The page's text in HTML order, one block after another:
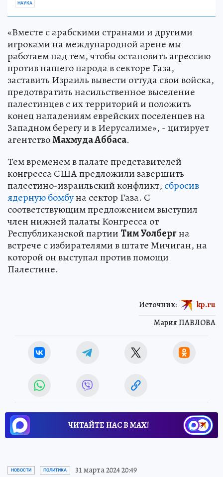
НАУКА
«Вместе с арабскими странами и другими
игроками на международной арене мы
работаем над тем, чтобы остановить агрессию
против нашего народа в секторе Газа,
заставить Израиль вывести оттуда свои войска,
предотвратить насильственное выселение
палестинцев с их территорий и положить
конец нападениям еврейских поселенцев на
Западном берегу и в Иерусалиме», - цитирует
агентствоМахмуда Аббаса.
Тем временем в палате представителей
конгресса США предложили завершить
палестино-израильский конфликт, сбросив
ядерную бомбуна сектор Газа. С
соответствующим предложением выступил
член нижней палаты Конгресса от
Республиканской партии Тим Уолбергна
встрече с избирателями в штате Мичиган, на
которой он выступал против помощи
Палестине.
Мария ПАВЛОВА
Источник: kp.ru
ЧИТАЙТЕ НАС В МАХ!
НОВОСТИ ПОЛИТИКА 31 марта 2024 20:49